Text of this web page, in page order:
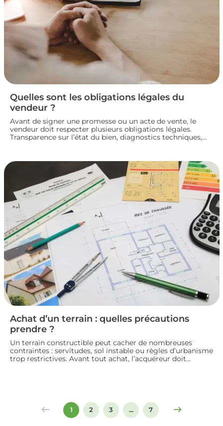
Quelles sont les obligations légales du
vendeur ?
Avant de signer une promesse ou un acte de vente, le
vendeur doit respecter plusieurs obligations légales.
Transparence sur l’état du bien, diagnostics techniques,
l’acheteur. Décryptage des principaux devoirs à connaître
pour vendre un logement en toute conformité et éviter
Achat d’un terrain : quelles précautions
prendre ?
Un terrain constructible peut cacher de nombreuses
contraintes : servitudes, sol instable ou règles d’urbanisme
trop restrictives. Avant tout achat, l’acquéreur doit
1 2 3 ... 7